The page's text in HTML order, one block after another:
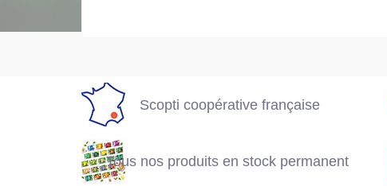
Scopti coopérative française
permanent
Tous nos produits en stock permanent